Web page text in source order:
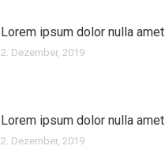
Lorem ipsum dolor nulla amet
2. Dezember, 2019
Lorem ipsum dolor nulla amet
2. Dezember, 2019